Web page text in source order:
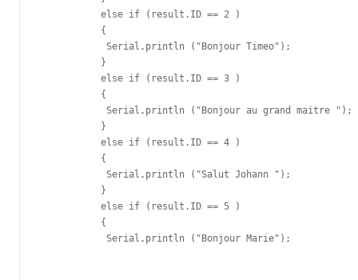
           else if (result.ID == 2 )
           {
            Serial.println ("Bonjour Timeo");
           }
           else if (result.ID == 3 )
           {
            Serial.println ("Bonjour au grand maitre ");
           }
           else if (result.ID == 4 )
           {
            Serial.println ("Salut Johann ");
           }
           else if (result.ID == 5 )
           {
            Serial.println ("Bonjour Marie");